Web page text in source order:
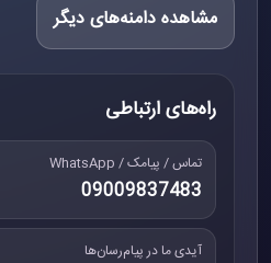
مشاهده دامنه‌های دیگر
راه‌های ارتباطی
تماس / پیامک / WhatsApp
09009837483
آیدی ما در پیام‌رسان‌ها